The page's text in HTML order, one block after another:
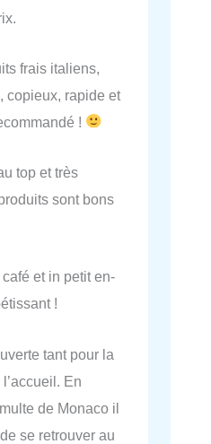
frais italiens,
copieux, rapide et
!
top et très
sont bons
et in petit en-
!
tant pour la
En
de Monaco il
se retrouver au